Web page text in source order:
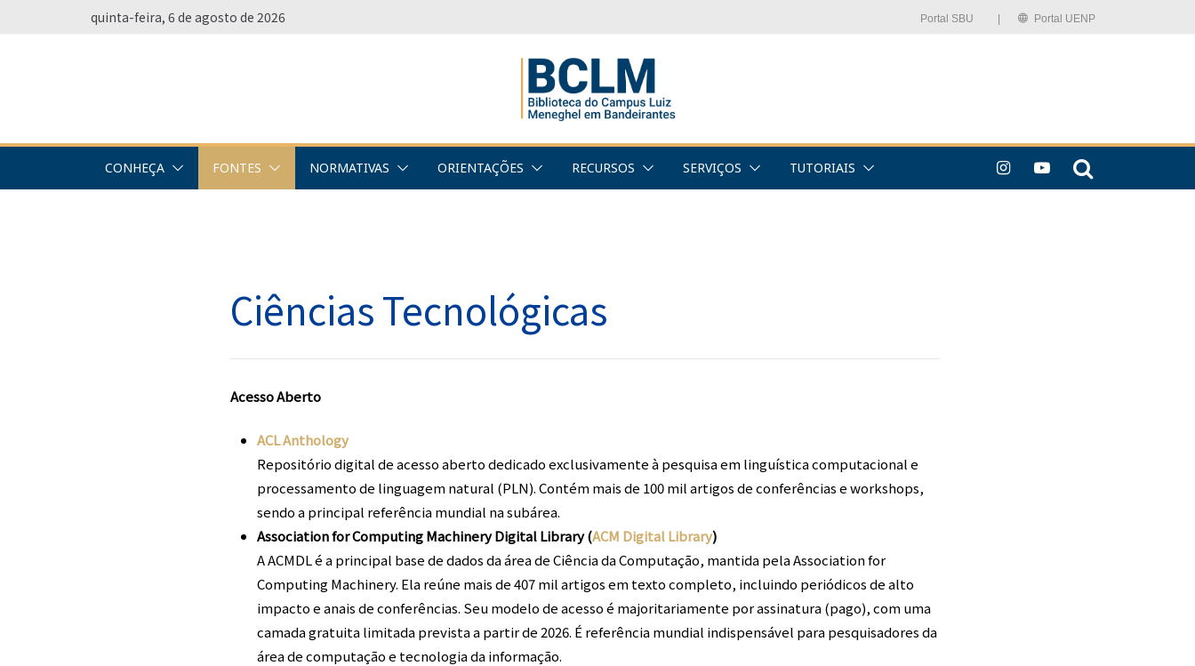
quinta-feira, 6 de agosto de 2026 Portal SBU⠀⠀⠀| Portal UENP
CONHEÇA FONTES NORMATIVAS ORIENTAÇÕES RECURSOS SERVIÇOS TUTORIAIS
Ciências Tecnológicas
Acesso Aberto
ACL Anthology
Repositório digital de acesso aberto dedicado exclusivamente à pesquisa em linguística computacional e
processamento de linguagem natural (PLN). Contém mais de 100 mil artigos de conferências e workshops,
sendo a principal referência mundial na subárea.
Association for Computing Machinery Digital Library (ACM Digital Library)
A ACMDL é a principal base de dados da área de Ciência da Computação, mantida pela Association for
Computing Machinery. Ela reúne mais de 407 mil artigos em texto completo, incluindo periódicos de alto
impacto e anais de conferências. Seu modelo de acesso é majoritariamente por assinatura (pago), com uma
camada gratuita limitada prevista a partir de 2026. É referência mundial indispensável para pesquisadores da
área de computação e tecnologia da informação.